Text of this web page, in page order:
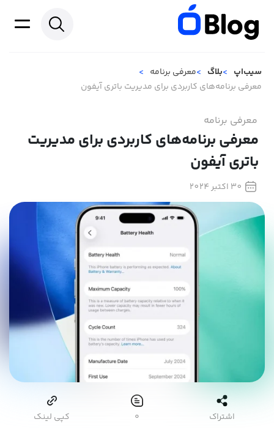
سیب‌اپ بلاگ
معرفی برنامه
معرفی برنامه‌های کاربردی برای مدیریت باتری آیفون
معرفی برنامه
معرفی برنامه‌های کاربردی برای مدیریت
باتری آیفون
30 اکتبر 2024
اشتراک ۰ کپی لینک